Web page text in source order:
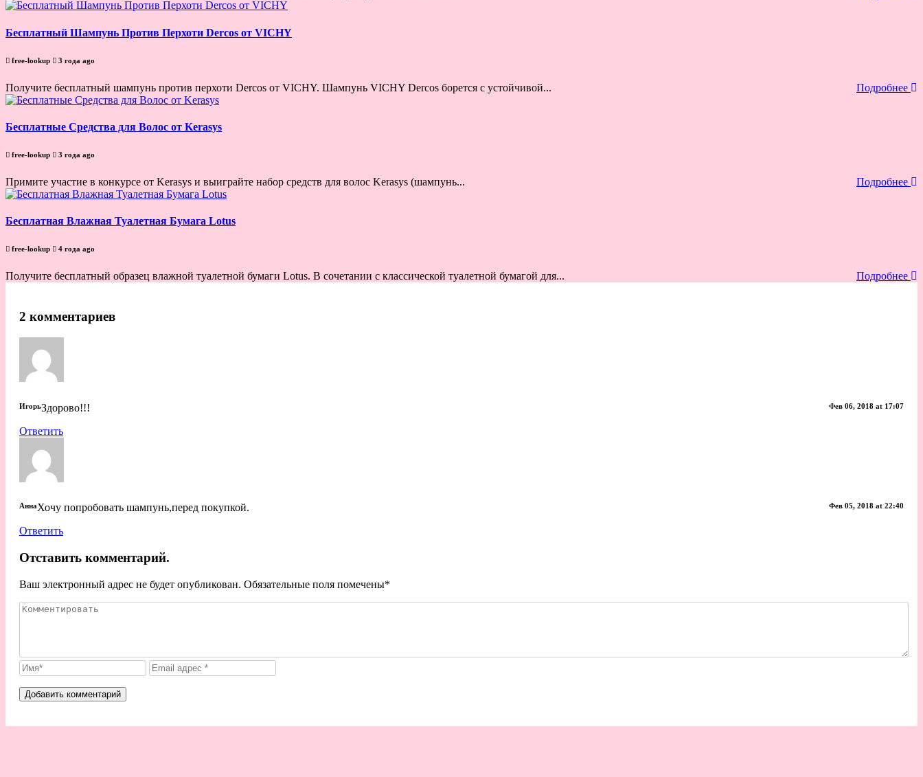
Бесплатный Шампунь Против Перхоти Dercos от VICHY
free-lookup 3 года ago
Получите бесплатный шампунь против перхоти Dercos от VICHY. Шампунь VICHY Dercos борется с устойчивой... Подробнее
Бесплатные Средства для Волос от Kerasys
free-lookup 3 года ago
Примите участие в конкурсе от Kerasys и выиграйте набор средств для волос Kerasys (шампунь... Подробнее
Бесплатная Влажная Туалетная Бумага Lotus
free-lookup 4 года ago
Получите бесплатный образец влажной туалетной бумаги Lotus. В сочетании с классической туалетной бумагой для... Подробнее
2 комментариев
Игорь Фев 06, 2018 at 17:07
Здорово!!!
Ответить
Анна Фев 05, 2018 at 22:40
Хочу попробовать шампунь,перед покупкой.
Ответить
Отставить комментарий.
Ваш электронный адрес не будет опубликован. Обязательные поля помечены*